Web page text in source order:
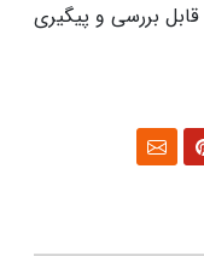
بررسی و پیگیری